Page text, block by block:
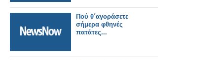
Πού θ΄αγοράσετε
σήμερα φθηνές
πατάτες...